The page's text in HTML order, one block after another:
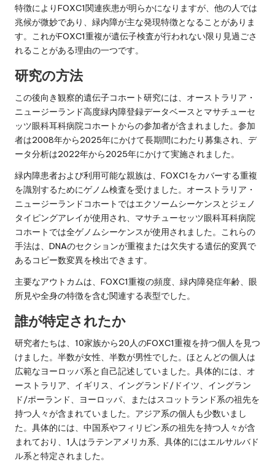
特徴によりFOXC1関連疾患が明らかになりますが、他の人では
兆候が微妙であり、緑内障が主な発現特徴となることがありま
す。これがFOXC1重複が遺伝子検査が行われない限り見過ごさ
れることがある理由の一つです。
研究の方法
この後向き観察的遺伝子コホート研究には、オーストラリア・
ニュージーランド高度緑内障登録データベースとマサチューセ
ッツ眼科耳科病院コホートからの参加者が含まれました。参加
者は2008年から2025年にかけて長期間にわたり募集され、デ
ータ分析は2022年から2025年にかけて実施されました。
緑内障患者および利用可能な親族は、FOXC1をカバーする重複
を識別するためにゲノム検査を受けました。オーストラリア・
ニュージーランドコホートではエクソームシーケンスとジェノ
タイピングアレイが使用され、マサチューセッツ眼科耳科病院
コホートでは全ゲノムシーケンスが使用されました。これらの
手法は、DNAのセクションが重複または欠失する遺伝的変異で
あるコピー数変異を検出できます。
主要なアウトカムは、FOXC1重複の頻度、緑内障発症年齢、眼
所見や全身の特徴を含む関連する表型でした。
誰が特定されたか
研究者たちは、10家族から20人のFOXC1重複を持つ個人を見つ
けました。半数が女性、半数が男性でした。ほとんどの個人は
広範なヨーロッパ系と自己記述していました。具体的には、オ
ーストラリア、イギリス、イングランド/ドイツ、イングラン
ド/ポーランド、ヨーロッパ、またはスコットランド系の祖先を
持つ人々が含まれていました。アジア系の個人も少数いまし
た。具体的には、中国系やフィリピン系の祖先を持つ人々が含
まれており、1人はラテンアメリカ系、具体的にはエルサルバド
ル系と特定されました。